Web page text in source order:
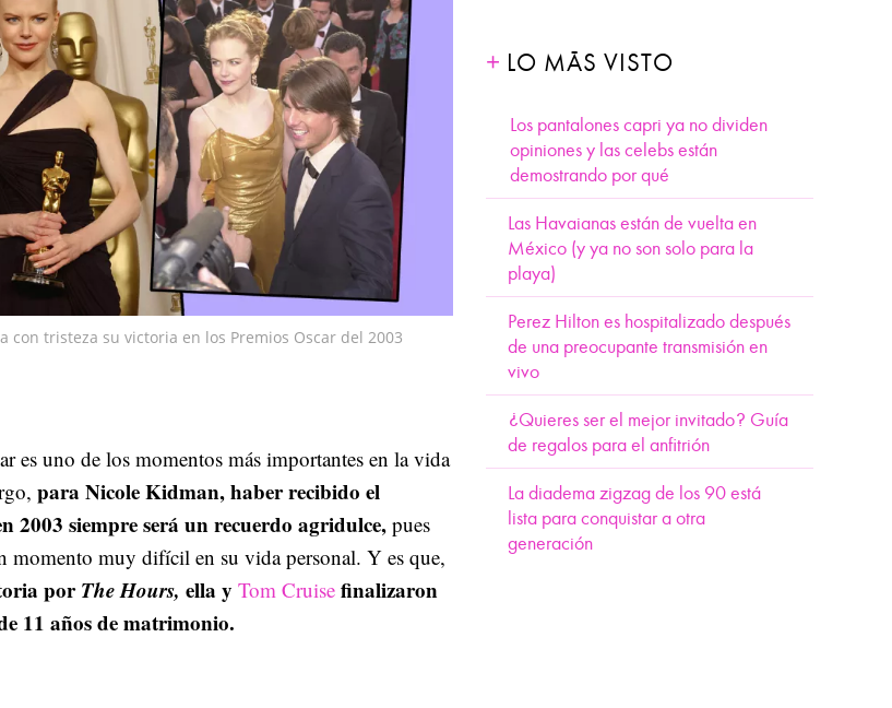
LO MÁS VISTO
Los pantalones capri ya no dividen
opiniones y las celebs están
demostrando por qué
Las Havaianas están de vuelta en
México (y ya no son solo para la
playa)
Perez Hilton es hospitalizado después
de una preocupante transmisión en
vivo
¿Quieres ser el mejor invitado? Guía
de regalos para el anfitrión
La diadema zigzag de los 90 está
lista para conquistar a otra
generación
con tristeza su victoria en los Premios Oscar del 2003
es uno de los momentos más importantes en la vida
para Nicole Kidman, haber recibido el
2003 siempre será un recuerdo agridulce, pues
momento muy difícil en su vida personal. Y es que,
porThe Hours, ella y Tom Cruise finalizaron
11 años de matrimonio.